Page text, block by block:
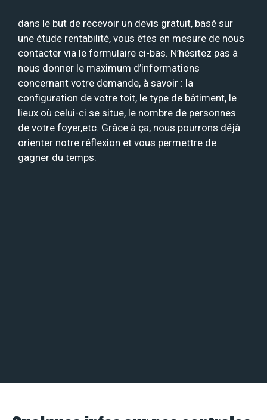
dans le but de recevoir un devis gratuit, basé sur
une étude rentabilité, vous êtes en mesure de nous
contacter via le formulaire ci-bas. N’hésitez pas à
nous donner le maximum d’informations
concernant votre demande, à savoir : la
configuration de votre toit, le type de bâtiment, le
lieux où celui-ci se situe, le nombre de personnes
de votre foyer,etc. Grâce à ça, nous pourrons déjà
orienter notre réflexion et vous permettre de
gagner du temps.